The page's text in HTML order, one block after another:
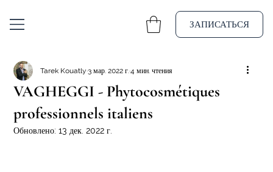
ЗАПИСАТЬСЯ
VAGHEGGI - Phytocosmétiques
professionnels italiens
Tarek Kouatly3 мар. 2022 г.4 мин. чтения
Обновлено:13 дек. 2022 г.